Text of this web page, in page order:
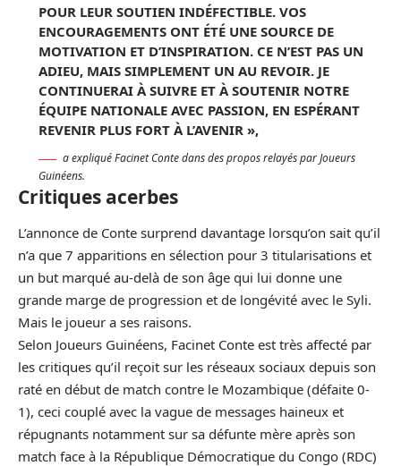
POUR LEUR SOUTIEN INDÉFECTIBLE. VOS
ENCOURAGEMENTS ONT ÉTÉ UNE SOURCE DE
MOTIVATION ET D’INSPIRATION. CE N’EST PAS UN
ADIEU, MAIS SIMPLEMENT UN AU REVOIR. JE
CONTINUERAI À SUIVRE ET À SOUTENIR NOTRE
ÉQUIPE NATIONALE AVEC PASSION, EN ESPÉRANT
REVENIR PLUS FORT À L’AVENIR »,
a expliqué Facinet Conte dans des propos relayés par Joueurs
Guinéens.
Critiques acerbes
L’annonce de Conte surprend davantage lorsqu’on sait qu’il
n’a que 7 apparitions en sélection pour 3 titularisations et
un but marqué au-delà de son âge qui lui donne une
grande marge de progression et de longévité avec le Syli.
Mais le joueur a ses raisons.
Selon Joueurs Guinéens, Facinet Conte est très affecté par
les critiques qu’il reçoit sur les réseaux sociaux depuis son
raté en début de match contre le Mozambique (défaite 0-
1), ceci couplé avec la vague de messages haineux et
répugnants notamment sur sa défunte mère après son
match face à la République Démocratique du Congo (RDC)